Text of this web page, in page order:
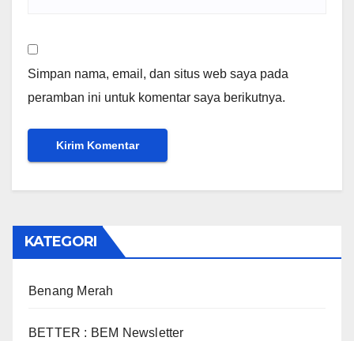
Simpan nama, email, dan situs web saya pada
peramban ini untuk komentar saya berikutnya.
KATEGORI
Benang Merah
BETTER : BEM Newsletter